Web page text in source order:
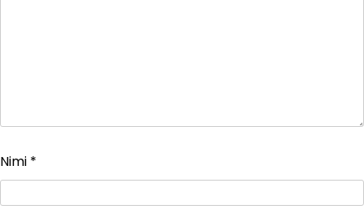
Nimi *